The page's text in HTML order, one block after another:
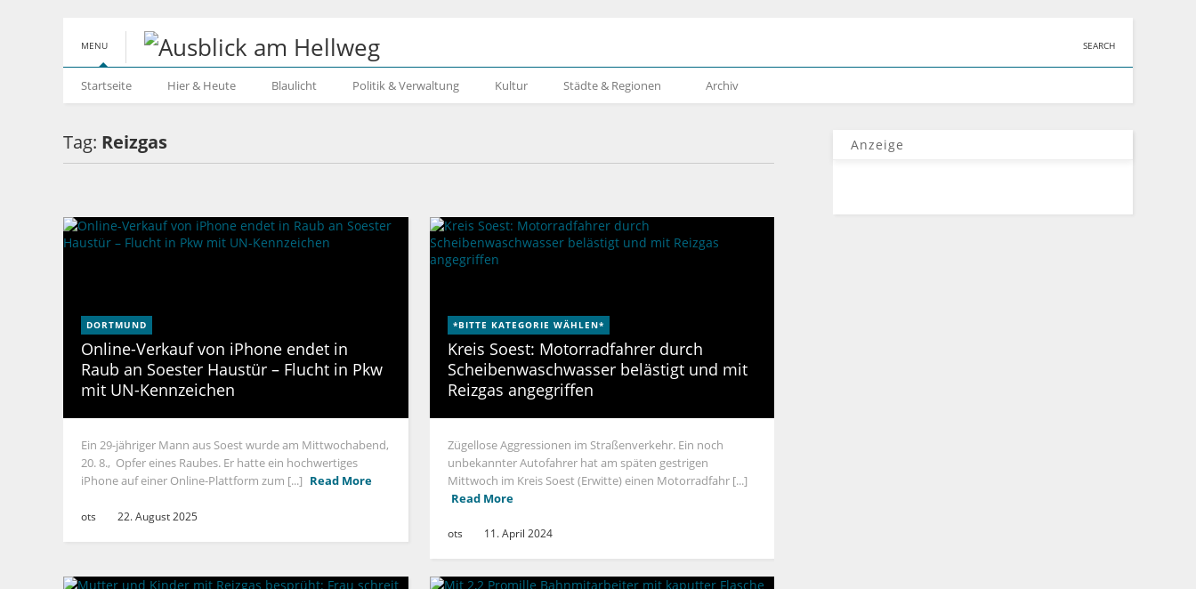
MENU SEARCH
Startseite Hier & Heute Blaulicht Politik & Verwaltung Kultur Städte & Regionen Archiv
Tag: Reizgas
DORTMUND
Online-Verkauf von iPhone endet in
Raub an Soester Haustür – Flucht in Pkw
mit UN-Kennzeichen
Ein 29-jähriger Mann aus Soest wurde am Mittwochabend,
20. 8., Opfer eines Raubes. Er hatte ein hochwertiges
iPhone auf einer Online-Plattform zum [...] Read More
ots 22. August 2025
*BITTE KATEGORIE WÄHLEN*
Kreis Soest: Motorradfahrer durch
Scheibenwaschwasser belästigt und mit
Reizgas angegriffen
Zügellose Aggressionen im Straßenverkehr. Ein noch
unbekannter Autofahrer hat am späten gestrigen
Mittwoch im Kreis Soest (Erwitte) einen Motorradfahr [...]
Read More
ots 11. April 2024
Anzeige